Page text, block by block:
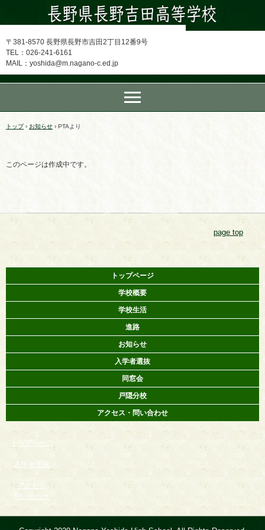
〒381-8570 長野県長野市吉田2丁目12番9号
TEL：026-241-6161
MAIL：yoshida@m.nagano-c.ed.jp
トップ › お知らせ › PTAより
このページは作成中です。
page top
トップページ
学校概要
学校生活
進路
お知らせ
入学者選抜
同窓会
戸隠分校
アクセス・問い合わせ
トップページ
入学者選抜
アクセス
問い合わせ